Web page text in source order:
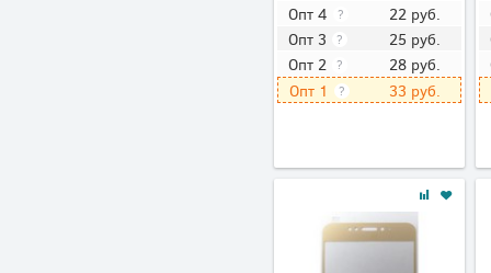
Опт 4 ? 22 руб.
Опт 3 ? 25 руб.
Опт 2 ? 28 руб.
Опт 1 ? 33 руб.